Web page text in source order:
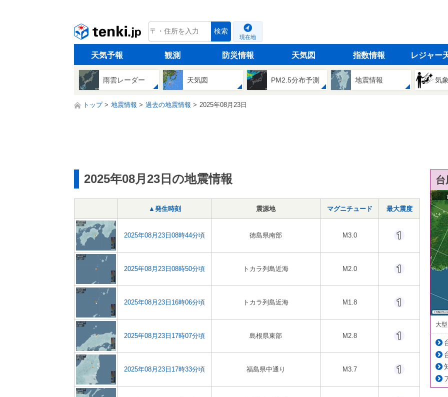
tenki.jp 検索
現在地
天気予報 観測 防災情報 天気図 指数情報 レジャー
雨雲レーダー 天気図 PM2.5分布予測 地震情報 気
トップ 地震情報 過去の地震情報 2025年08月23日
2025年08月23日の地震情報
▲発生時刻 震源地 マグニチュード 最大震度
2025年08月23日08時44分頃 徳島県南部 M3.0
2025年08月23日08時50分頃 トカラ列島近海 M2.0
2025年08月23日16時06分頃 トカラ列島近海 M1.8
2025年08月23日17時07分頃 島根県東部 M2.8
2025年08月23日17時33分頃 福島県中通り M3.7
大